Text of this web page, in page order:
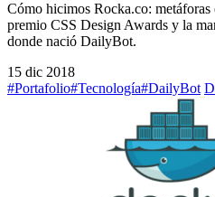
Cómo hicimos Rocka.co: metáforas
premio CSS Design Awards y la
donde nació DailyBot.
15 dic 2018
#Portafolio#Tecnología#DailyBot